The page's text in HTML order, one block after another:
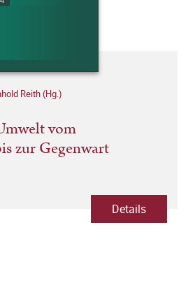
Reith (Hg.)
vom
zur Gegenwart
Details